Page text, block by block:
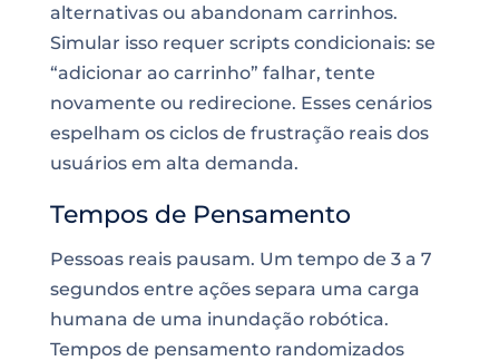
alternativas ou abandonam carrinhos.
Simular isso requer scripts condicionais: se
“adicionar ao carrinho” falhar, tente
novamente ou redirecione. Esses cenários
espelham os ciclos de frustração reais dos
usuários em alta demanda.
Tempos de Pensamento
Pessoas reais pausam. Um tempo de 3 a 7
segundos entre ações separa uma carga
humana de uma inundação robótica.
Tempos de pensamento randomizados